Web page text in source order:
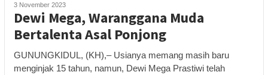
3 November 2023
Dewi Mega, Waranggana Muda
Bertalenta Asal Ponjong
GUNUNGKIDUL, (KH),– Usianya memang masih baru
menginjak 15 tahun, namun, Dewi Mega Prastiwi telah